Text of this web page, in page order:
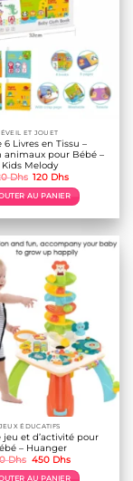
ÉVEIL ET JOUET
6 Livres en Tissu –
animaux pour Bébé –
Kids Melody
Dhs Le
initial
était :
220 Dhs.
120 DhsLe
actuel
est :
120 Dhs.
AU PANIER
JEUX ÉDUCATIFS
jeu et d’activité pour
– Huanger
Dhs Le
initial
450 DhsLe
actuel
AU PANIER